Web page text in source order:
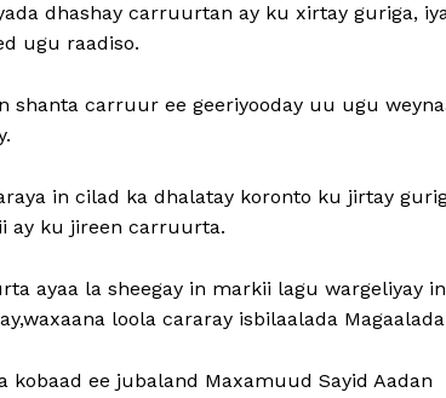
dhashay carruurtan ay ku xirtay guriga,
ugu raadiso.
shanta carruur ee geeriyooday uu ugu
in cilad ka dhalatay koronto ku jirtay
ay ku jireen carruurta.
ayaa la sheegay in markii lagu wargeliyay
loola cararay isbilaalada
kobaad ee jubaland Maxamuud Sayid Aadan